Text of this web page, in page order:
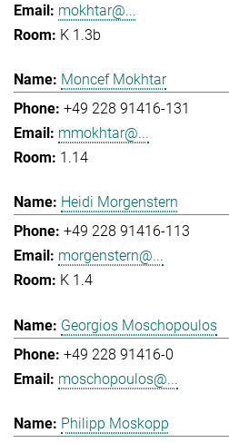
mokhtar@...
K 1.3b
Moncef Mokhtar
+49 228 91416-131
mmokhtar@...
1.14
Heidi Morgenstern
+49 228 91416-113
morgenstern@...
K 1.4
Georgios Moschopoulos
+49 228 91416-0
moschopoulos@...
Philipp Moskopp